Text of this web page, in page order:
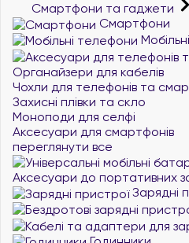
Смартфони та гаджети
Смартфони
Органайзери для кабелів
Чохли для телефонів та
Захисні плівки та скло
Моноподи для селфі
Аксесуари для смартфонів
переглянути все
Аксесуари до портативних
Зарядні